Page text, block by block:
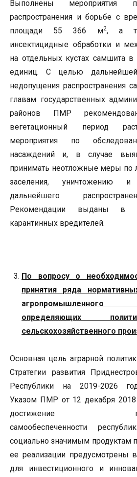
Выполнены мероприятия
распространения и борьбе с
площади 55 366 м2, а
инсектицидные обработки и
на отдельных кустах самшита в
единиц. С целью
недопущения распространения
главам государственных
районов ПМР
вегетационный период
мероприятия по
насаждений и, в случае
принимать неотложные меры по
заселения, уничтожению и
дальнейшего
Рекомендации выданы в
карантинных вредителей.
По вопросу о
принятия ряда
определяющих
сельскохозяйственного
Основная цель аграрной
Стратегии развития
Республики на 2019-2026
Указом ПМР от 12 декабря
достижение
самообеспеченности
социально значимым продуктам
ее реализации предусмотрены
для инвестиционного и